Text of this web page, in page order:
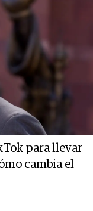
para llevar
cambia el